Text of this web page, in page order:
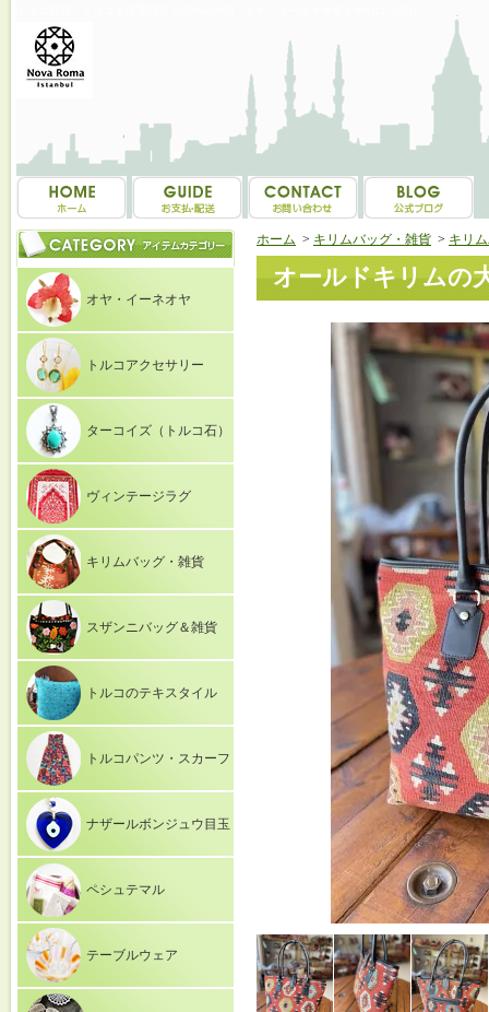
オヤ・イーネオヤ
トルコアクセサリー
ターコイズ（トルコ石）
ヴィンテージラグ
キリムバッグ・雑貨
スザンニバッグ＆雑貨
トルコのテキスタイル
トルコパンツ・スカーフ
ナザールボンジュウ目玉
ペシュテマル
テーブルウェア
ホーム > キリムバッグ・雑貨 > キリ
オールドキリムの